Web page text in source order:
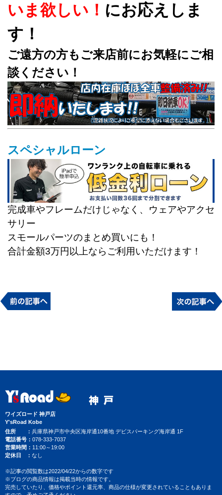
いま欲しい！ にお応えしま
す！
ご遠方の方もご来店前にお気軽にご相
談ください！
スペシャルローン
完成車やフレームだけじゃなく、ウェアやアクセ
サリー
スモールパーツのまとめ買いにも！
合計金額3万円以上ならご利用いただけます！
ワイズロード 神戸店
Y'sRoad Kobe
住所
兵庫県神戸市中央区海岸通10番地 デビスパーキング海岸通 1F
電話番号
078-333-7037
営業時間
11:00～19:00
定休日
なし
※記事の閲覧数は2022/04/22からの数字です
※ブログの商品情報は掲載当時の情報です。
完売していたり、価格やポイント還元率、商品の仕様が変更されていることもありま